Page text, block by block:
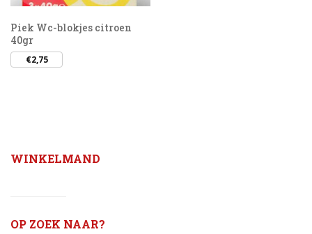
Piek Wc-blokjes citroen
40gr
€2,75
WINKELMAND
OP ZOEK NAAR?